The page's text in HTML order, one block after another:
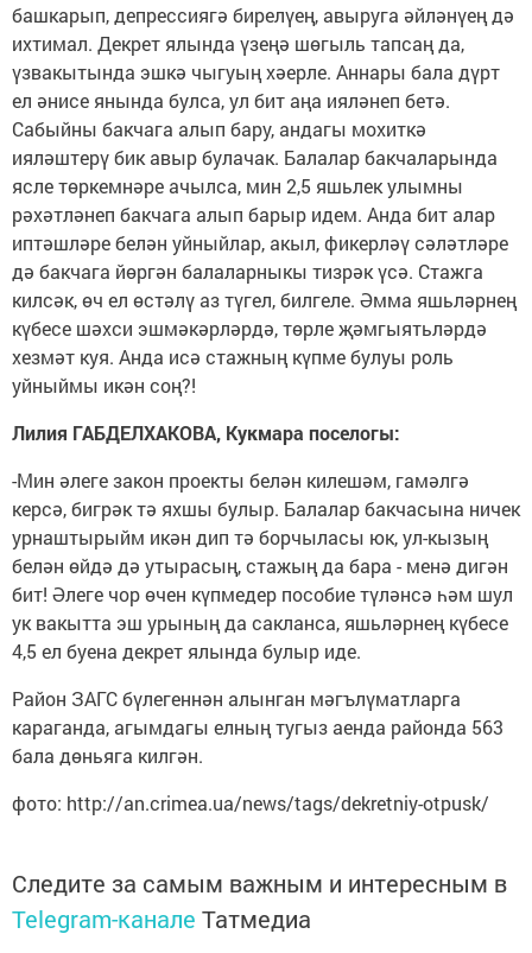
башкарып, депрессиягә бирелүең, авыруга әйләнүең дә
ихтимал. Декрет ялында үзеңә шөгыль тапсаң да,
үзвакытында эшкә чыгуың хәерле. Аннары бала дүрт
ел әнисе янында булса, ул бит аңа ияләнеп бетә.
Сабыйны бакчага алып бару, андагы мохиткә
ияләштерү бик авыр булачак. Балалар бакчаларында
ясле төркемнәре ачылса, мин 2,5 яшьлек улымны
рәхәтләнеп бакчага алып барыр идем. Анда бит алар
иптәшләре белән уйныйлар, акыл, фикерләү сәләтләре
дә бакчага йөргән балаларныкы тизрәк үсә. Стажга
килсәк, өч ел өстәлү аз түгел, билгеле. Әмма яшьләрнең
күбесе шәхси эшмәкәрләрдә, төрле җәмгыятьләрдә
хезмәт куя. Анда исә стажның күпме булуы роль
уйныймы икән соң?!
Лилия ГАБДЕЛХАКОВА, Кукмара поселогы:
-Мин әлеге закон проекты белән килешәм, гамәлгә
керсә, бигрәк тә яхшы булыр. Балалар бакчасына ничек
урнаштырыйм икән дип тә борчыласы юк, ул-кызың
белән өйдә дә утырасың, стажың да бара - менә дигән
бит! Әлеге чор өчен күпмедер пособие түләнсә һәм шул
ук вакытта эш урының да сакланса, яшьләрнең күбесе
4,5 ел буена декрет ялында булыр иде.
Район ЗАГС бүлегеннән алынган мәгълүматларга
караганда, агымдагы елның тугыз аенда районда 563
бала дөньяга килгән.
фото: http://an.crimea.ua/news/tags/dekretniy-otpusk/
Следите за самым важным и интересным в
Telegram-канале Татмедиа